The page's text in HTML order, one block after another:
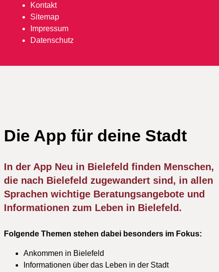
Kontakt
Sitemap
Impressum
Datenschutz
Die App für deine Stadt
In der App Neu in Bielefeld finden Menschen,
die nach Bielefeld zugewandert sind, in allen
Sprachen wichtige Beratungsangebote und
Informationen zum Leben in Bielefeld.
Folgende Themen stehen dabei besonders im Fokus:
Ankommen in Bielefeld
Informationen über das Leben in der Stadt